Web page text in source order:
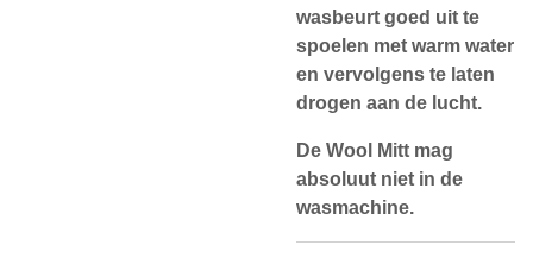
wasbeurt goed uit te
spoelen met warm water
en vervolgens te laten
drogen aan de lucht.
De Wool Mitt mag
absoluut niet in de
wasmachine.